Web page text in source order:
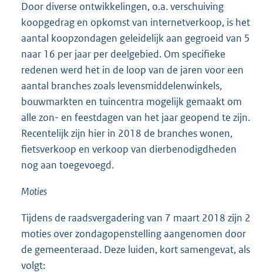
Door diverse ontwikkelingen, o.a. verschuiving
koopgedrag en opkomst van internetverkoop, is het
aantal koopzondagen geleidelijk aan gegroeid van 5
naar 16 per jaar per deelgebied. Om specifieke
redenen werd het in de loop van de jaren voor een
aantal branches zoals levensmiddelenwinkels,
bouwmarkten en tuincentra mogelijk gemaakt om
alle zon- en feestdagen van het jaar geopend te zijn.
Recentelijk zijn hier in 2018 de branches wonen,
fietsverkoop en verkoop van dierbenodigdheden
nog aan toegevoegd.
Moties
Tijdens de raadsvergadering van 7 maart 2018 zijn 2
moties over zondagopenstelling aangenomen door
de gemeenteraad. Deze luiden, kort samengevat, als
volgt: